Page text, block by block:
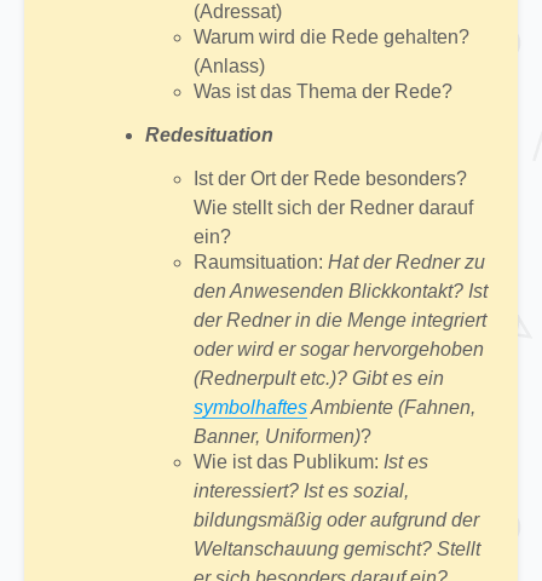
(Adressat)
Warum wird die Rede gehalten?
(Anlass)
Was ist das Thema der Rede?
Redesituation
Ist der Ort der Rede besonders?
Wie stellt sich der Redner darauf
ein?
Raumsituation: Hat der Redner zu
den Anwesenden Blickkontakt? Ist
der Redner in die Menge integriert
oder wird er sogar hervorgehoben
(Rednerpult etc.)? Gibt es ein
symbolhaftesAmbiente (Fahnen,
Banner, Uniformen)?
Wie ist das Publikum: Ist es
interessiert? Ist es sozial,
bildungsmäßig oder aufgrund der
Weltanschauung gemischt? Stellt